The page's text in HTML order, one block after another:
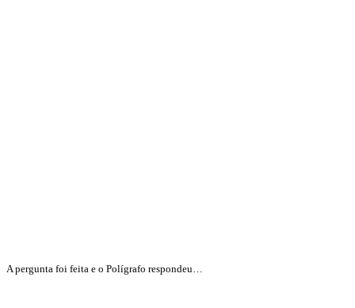
A pergunta foi feita e o Polígrafo respondeu…